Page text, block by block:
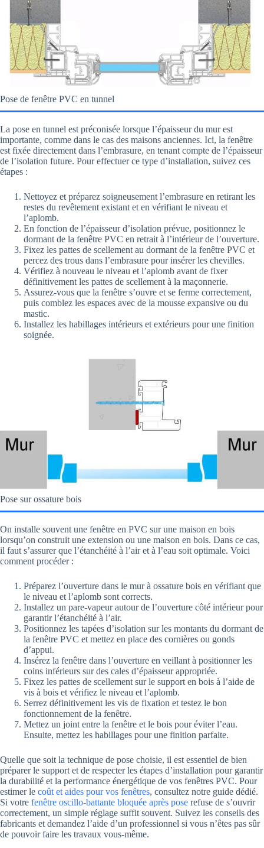
Pose de fenêtre PVC en tunnel
La pose en tunnel est préconisée lorsque l’épaisseur du mur est
importante, comme dans le cas des maisons anciennes. Ici, la fenêtre
est fixée directement dans l’embrasure, en tenant compte de l’épaisseur
de l’isolation future. Pour effectuer ce type d’installation, suivez ces
étapes :
Nettoyez et préparez soigneusement l’embrasure en retirant les
restes du revêtement existant et en vérifiant le niveau et
l’aplomb.
En fonction de l’épaisseur d’isolation prévue, positionnez le
dormant de la fenêtre PVC en retrait à l’intérieur de l’ouverture.
Fixez les pattes de scellement au dormant de la fenêtre PVC et
percez des trous dans l’embrasure pour insérer les chevilles.
Vérifiez à nouveau le niveau et l’aplomb avant de fixer
définitivement les pattes de scellement à la maçonnerie.
Assurez-vous que la fenêtre s’ouvre et se ferme correctement,
puis comblez les espaces avec de la mousse expansive ou du
mastic.
Installez les habillages intérieurs et extérieurs pour une finition
soignée.
Pose sur ossature bois
On installe souvent une fenêtre en PVC sur une maison en bois
lorsqu’on construit une extension ou une maison en bois. Dans ce cas,
il faut s’assurer que l’étanchéité à l’air et à l’eau soit optimale. Voici
comment procéder :
Préparez l’ouverture dans le mur à ossature bois en vérifiant que
le niveau et l’aplomb sont corrects.
Installez un pare-vapeur autour de l’ouverture côté intérieur pour
garantir l’étanchéité à l’air.
Positionnez les tapées d’isolation sur les montants du dormant de
la fenêtre PVC et mettez en place des cornières ou gonds
d’appui.
Insérez la fenêtre dans l’ouverture en veillant à positionner les
coins inférieurs sur des cales d’épaisseur appropriée.
Fixez les pattes de scellement sur le support en bois à l’aide de
vis à bois et vérifiez le niveau et l’aplomb.
Serrez définitivement les vis de fixation et testez le bon
fonctionnement de la fenêtre.
Mettez un joint entre la fenêtre et le bois pour éviter l’eau.
Ensuite, mettez les habillages pour une finition parfaite.
Quelle que soit la technique de pose choisie, il est essentiel de bien
préparer le support et de respecter les étapes d’installation pour garantir
la durabilité et la performance énergétique de vos fenêtres PVC. Pour
estimer le coût et aides pour vos fenêtres, consultez notre guide dédié.
Si votre fenêtre oscillo-battante bloquée après pose refuse de s’ouvrir
correctement, un simple réglage suffit souvent. Suivez les conseils des
fabricants et demandez l’aide d’un professionnel si vous n’êtes pas sûr
de pouvoir faire les travaux vous-même.